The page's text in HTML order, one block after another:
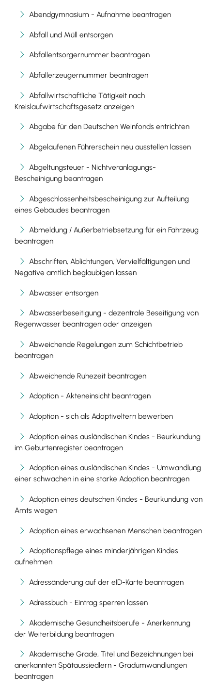
Abendgymnasium - Aufnahme beantragen
Abfall und Müll entsorgen
Abfallentsorgernummer beantragen
Abfallerzeugernummer beantragen
Abfallwirtschaftliche Tätigkeit nach
Kreislaufwirtschaftsgesetz anzeigen
Abgabe für den Deutschen Weinfonds entrichten
Abgelaufenen Führerschein neu ausstellen lassen
Abgeltungsteuer - Nichtveranlagungs-
Bescheinigung beantragen
Abgeschlossenheitsbescheinigung zur Aufteilung
eines Gebäudes beantragen
Abmeldung / Außerbetriebsetzung für ein Fahrzeug
beantragen
Abschriften, Ablichtungen, Vervielfältigungen und
Negative amtlich beglaubigen lassen
Abwasser entsorgen
Abwasserbeseitigung - dezentrale Beseitigung von
Regenwasser beantragen oder anzeigen
Abweichende Regelungen zum Schichtbetrieb
beantragen
Abweichende Ruhezeit beantragen
Adoption - Akteneinsicht beantragen
Adoption - sich als Adoptiveltern bewerben
Adoption eines ausländischen Kindes - Beurkundung
im Geburtenregister beantragen
Adoption eines ausländischen Kindes - Umwandlung
einer schwachen in eine starke Adoption beantragen
Adoption eines deutschen Kindes - Beurkundung von
Amts wegen
Adoption eines erwachsenen Menschen beantragen
Adoptionspflege eines minderjährigen Kindes
aufnehmen
Adressänderung auf der eID-Karte beantragen
Adressbuch - Eintrag sperren lassen
Akademische Gesundheitsberufe - Anerkennung
der Weiterbildung beantragen
Akademische Grade, Titel und Bezeichnungen bei
anerkannten Spätaussiedlern - Gradumwandlungen
beantragen